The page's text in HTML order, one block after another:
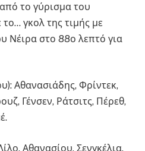
το γύρισμα του
γκολ της τιμής με
Νέιρα στο 88ο λεπτό για
Αθανασιάδης, Φρίντεκ,
Γένσεν, Ράτσιτς, Πέρεθ,
Αθανασίου, Σενγκέλια,